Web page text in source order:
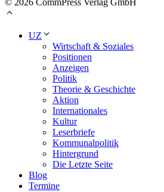
© 2026 CommPress Verlag GmbH
UZ
Wirtschaft & Soziales
Positionen
Anzeigen
Politik
Theorie & Geschichte
Aktion
Internationales
Kultur
Leserbriefe
Kommunalpolitik
Hintergrund
Die Letzte Seite
Blog
Termine